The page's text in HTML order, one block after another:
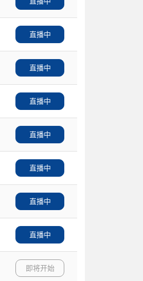
直播中
直播中
直播中
直播中
直播中
直播中
直播中
即将开始